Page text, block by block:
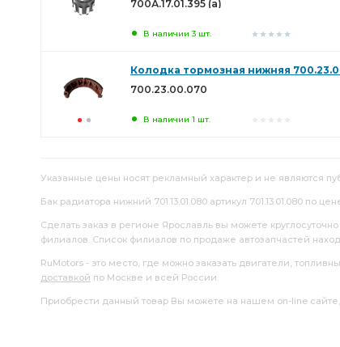
700А.17.01.395 (а)
В наличии 3 шт.
Колодка тормозная нижняя
700.23.00.070
В наличии 1 шт.
Указанные цены носят рекламный характер и не являются
Бак радиатора нижний 701.13.01.080 артикул 701.13.01.080 по
Сделать заказ в регионе Ярославль вы можете
филиалов. Список филиалов по продаже автозапчастей
RuMotors - это место, где можно заказать двигатели,
доставкой по Москве и всей России.
Приобрести данный товар Вы можете на нашем on-line